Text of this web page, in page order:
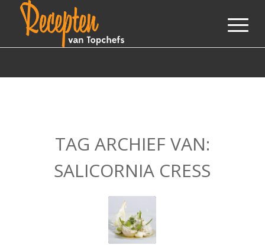
TAG ARCHIEF VAN:
SALICORNIA CRESS